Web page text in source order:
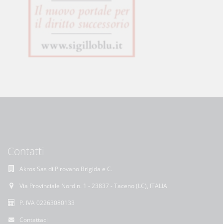
Contatti
Akros Sas di Pirovano Brigida e C.
Via Provinciale Nord n. 1 - 23837 - Taceno (LC), ITALIA
P. IVA 02263080133
Contattaci